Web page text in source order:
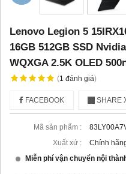
Lenovo Legion 5
16GB 512GB SSD
WQXGA 2.5K OLED
(1 đánh giá)
FACEBOOK SHARE
Mã sản phẩm :
Xuất xứ :
Chính
Miễn phí vận chuyển nội